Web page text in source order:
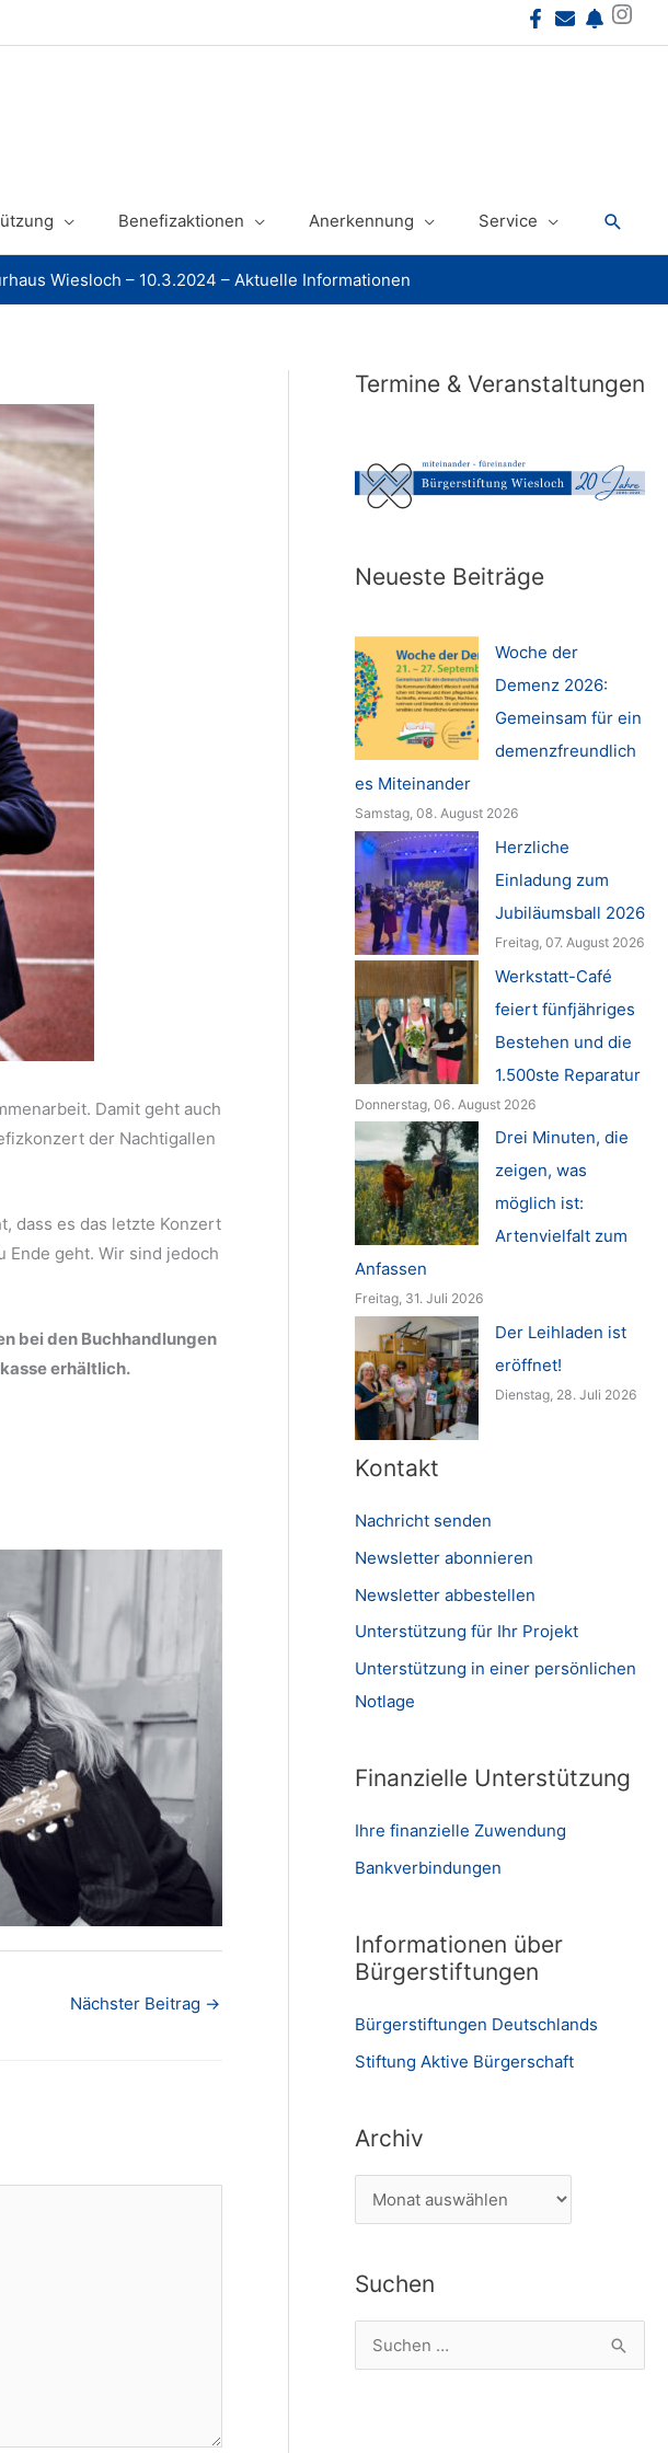
Instagram
Benefizaktionen Anerkennung Service
Wiesloch – 10.3.2024 – Aktuelle Informationen
Damit geht auch
der Nachtigallen
dass es das letzte Konzert
Ende geht. Wir sind jedoch
bei den Buchhandlungen
erhältlich.
Nächster Beitrag →
Termine & Veranstaltungen
Neueste Beiträge
Woche der
Demenz 2026:
Gemeinsam für ein
demenzfreundlich
es Miteinander
Samstag, 08. August 2026
Herzliche
Einladung zum
Jubiläumsball 2026
Freitag, 07. August 2026
Werkstatt-Café
feiert fünfjähriges
Bestehen und die
1.500ste Reparatur
Donnerstag, 06. August 2026
Drei Minuten, die
zeigen, was
möglich ist:
Artenvielfalt zum
Anfassen
Freitag, 31. Juli 2026
Der Leihladen ist
eröffnet!
Dienstag, 28. Juli 2026
Kontakt
Nachricht senden
Newsletter abonnieren
Newsletter abbestellen
Unterstützung für Ihr Projekt
Unterstützung in einer persönlichen
Notlage
Finanzielle Unterstützung
Ihre finanzielle Zuwendung
Bankverbindungen
Informationen über
Bürgerstiftungen
Bürgerstiftungen Deutschlands
Stiftung Aktive Bürgerschaft
Archiv
r
h
i
Suchen
u